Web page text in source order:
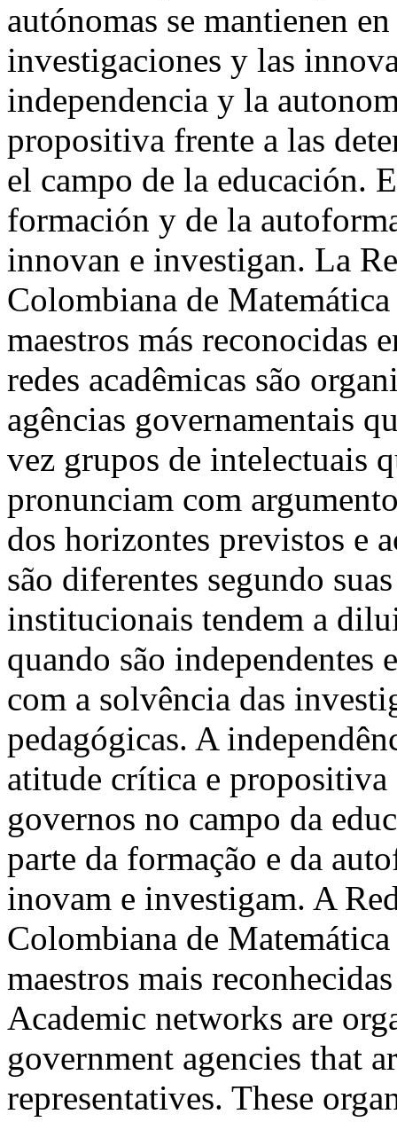
autónomas se mantienen
investigaciones y las
independencia y la
propositiva frente a las
el campo de la educación.
formación y de la
innovan e investigan. La
Colombiana de
maestros más
redes acadêmicas são
agências governamentais
vez grupos de intelectuais
pronunciam com
dos horizontes previstos e
são diferentes segundo
institucionais tendem a
quando são independentes
com a solvência das
pedagógicas. A
atitude crítica e propositiva
governos no campo da
parte da formação e da
inovam e investigam. A
Colombiana de
maestros mais
Academic networks are
government agencies that
representatives. These